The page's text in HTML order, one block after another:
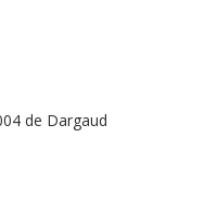
de Dargaud